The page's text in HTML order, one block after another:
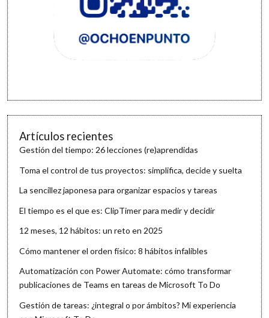
Artículos recientes
Gestión del tiempo: 26 lecciones (re)aprendidas
Toma el control de tus proyectos: simplifica, decide y suelta
La sencillez japonesa para organizar espacios y tareas
El tiempo es el que es: ClipTimer para medir y decidir
12 meses, 12 hábitos: un reto en 2025
Cómo mantener el orden físico: 8 hábitos infalibles
Automatización con Power Automate: cómo transformar
publicaciones de Teams en tareas de Microsoft To Do
Gestión de tareas: ¿integral o por ámbitos? Mi experiencia